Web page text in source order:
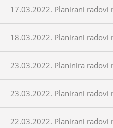
17.03.2022. Planirani radovi
18.03.2022. Planirani radovi
23.03.2022. Planinira radovi
23.03.2022. Planirani radovi
22.03.2022. Planirani radovi